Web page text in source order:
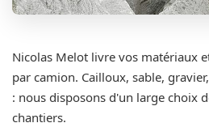
Nicolas Melot livre vos matériaux
par camion. Cailloux, sable,
: nous disposons d'un large choix
chantiers.